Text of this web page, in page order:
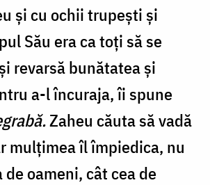
și cu ochii trupești și
Său era ca toți să se
revarsă bunătatea și
a-l încuraja, îi spune
Zaheu căuta să vadă
mulțimea îl împiedica, nu
oameni, cât cea de